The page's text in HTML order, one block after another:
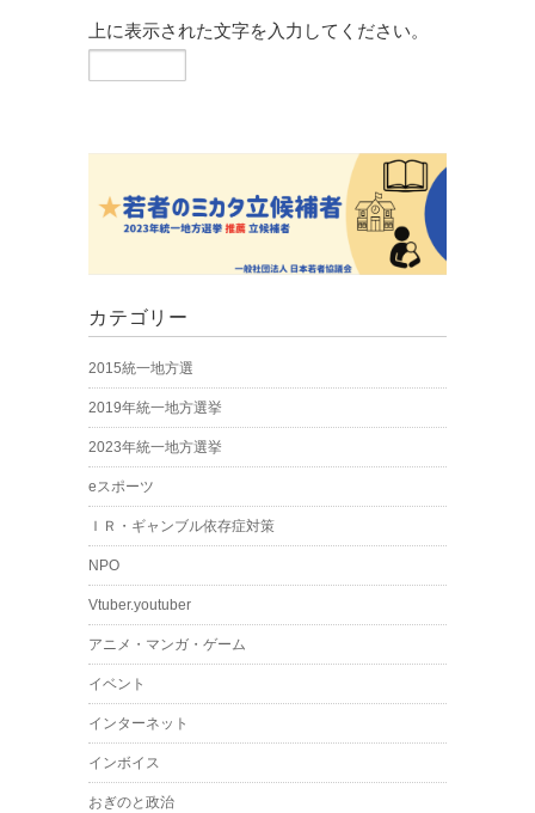
上に表示された文字を入力してください。
カテゴリー
2015統一地方選
2019年統一地方選挙
2023年統一地方選挙
eスポーツ
ＩＲ・ギャンブル依存症対策
NPO
Vtuber.youtuber
アニメ・マンガ・ゲーム
イベント
インターネット
インボイス
おぎのと政治